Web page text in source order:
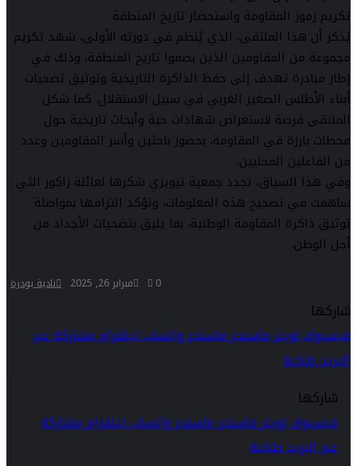
تكريم رموز المقاومة واستحضار تاريخ المنطقة
يُذكر أن هذا الملتقى، الذي يُنظم في دورته الأولى، شهد تكريم
مجموعة من المقاومين الذين بصموا تاريخ المنطقة، وذلك في
إطار مبادرة تهدف إلى حفظ الذاكرة التاريخية وتوثيق تضحيات
أبناء الأطلس الصغير الغربي في سبيل الاستقلال. كما شكل
الملتقى فرصة لاستعراض شهادات حية وأبحاث تاريخية حول
محطات بارزة في المقاومة، بحضور باحثين وأسر المقاومين وعدد
من الفاعلين المحليين.
وفي هذا السياق، تجدد جمعية تيويزي شكرها لعائلة زاكور التي
ساهمت في تصحيح هذه المعلومات، وتؤكد التزامها بمواصلة
توثيق ذاكرة المقاومة الوطنية، بما يليق بتضحيات الأجداد من
أجل الوطن.
نادية بودرة فبراير 26, 2025 0
شاركها
فيسبوكتويترماسنجرماسنجرواتسابتيلقراممشاركة عبر
البريدطباعة
شاركها
فيسبوكتويترماسنجرماسنجرواتسابتيلقراممشاركة
عبر البريدطباعة